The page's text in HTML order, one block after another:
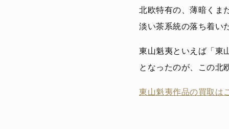
北欧特有の、薄暗くま
淡い茶系統の落ち着い
東山魁夷といえば「東
となったのが、この北
東山魁夷作品の買取は